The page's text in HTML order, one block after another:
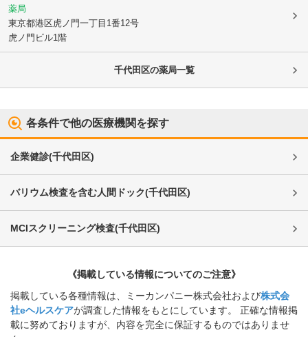
薬局
東京都港区 虎ノ門一丁目1番12号
虎ノ門ビル1階
千代田区の薬局一覧
各条件で他の医療機関を探す
企業健診(千代田区)
バリウム検査を含む人間ドック(千代田区)
MCIスクリーニング検査(千代田区)
《掲載している情報についてのご注意》
掲載している各種情報は、ミーカンパニー株式会社および株式会
社eヘルスケアが調査した情報をもとにしています。 正確な情報掲
載に努めておりますが、内容を完全に保証するものではありませ